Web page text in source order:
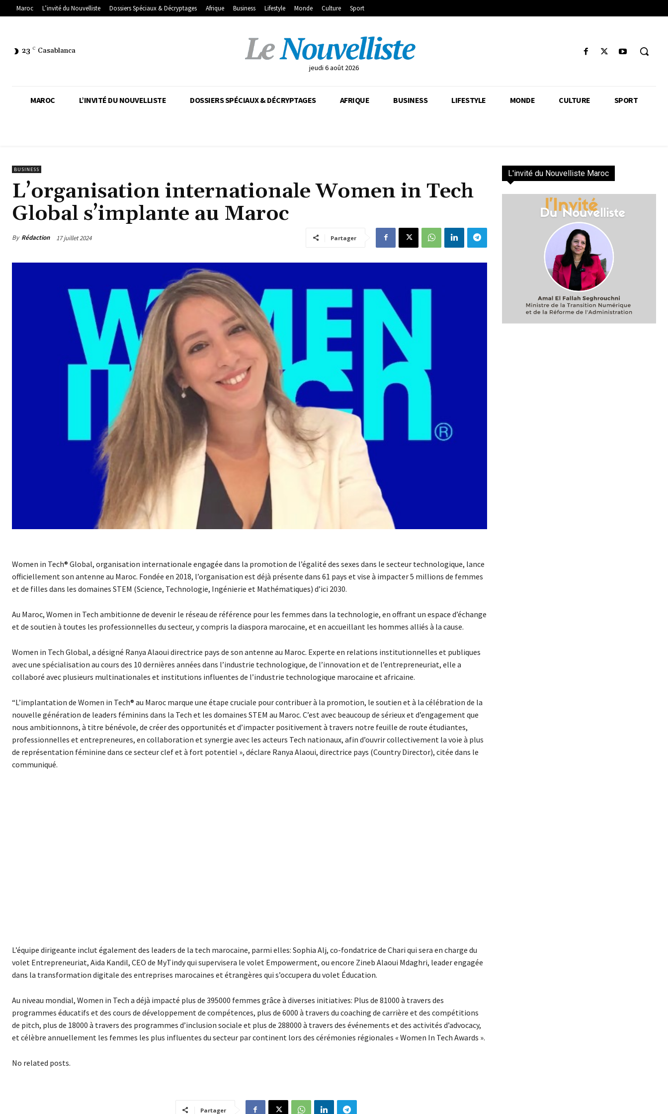
Maroc L’invité du Nouvelliste Dossiers Spéciaux & Décryptages Afrique Business Lifestyle Monde Culture Sport
23 C Casablanca
jeudi 6 août 2026
MAROC L’INVITÉ DU NOUVELLISTE DOSSIERS SPÉCIAUX & DÉCRYPTAGES AFRIQUE BUSINESS LIFESTYLE MONDE CULTURE SPORT
BUSINESS
L’organisation internationale Women in Tech
Global s’implante au Maroc
By Rédaction 17 juillet 2024 Partager
Women in Tech® Global, organisation internationale engagée dans la promotion de l’égalité des sexes dans le secteur technologique, lance
officiellement son antenne au Maroc. Fondée en 2018, l’organisation est déjà présente dans 61 pays et vise à impacter 5 millions de femmes
et de filles dans les domaines STEM (Science, Technologie, Ingénierie et Mathématiques) d’ici 2030.
Au Maroc, Women in Tech ambitionne de devenir le réseau de référence pour les femmes dans la technologie, en offrant un espace d’échange
et de soutien à toutes les professionnelles du secteur, y compris la diaspora marocaine, et en accueillant les hommes alliés à la cause.
Women in Tech Global, a désigné Ranya Alaoui directrice pays de son antenne au Maroc. Experte en relations institutionnelles et publiques
avec une spécialisation au cours des 10 dernières années dans l’industrie technologique, de l’innovation et de l’entrepreneuriat, elle a
collaboré avec plusieurs multinationales et institutions influentes de l’industrie technologique marocaine et africaine.
“L’implantation de Women in Tech® au Maroc marque une étape cruciale pour contribuer à la promotion, le soutien et à la célébration de la
nouvelle génération de leaders féminins dans la Tech et les domaines STEM au Maroc. C’est avec beaucoup de sérieux et d’engagement que
nous ambitionnons, à titre bénévole, de créer des opportunités et d’impacter positivement à travers notre feuille de route étudiantes,
professionnelles et entrepreneures, en collaboration et synergie avec les acteurs Tech nationaux, afin d’ouvrir collectivement la voie à plus
de représentation féminine dans ce secteur clef et à fort potentiel », déclare Ranya Alaoui, directrice pays (Country Director), citée dans le
communiqué.
L’équipe dirigeante inclut également des leaders de la tech marocaine, parmi elles: Sophia Alj, co-fondatrice de Chari qui sera en charge du
volet Entrepreneuriat, Aïda Kandil, CEO de MyTindy qui supervisera le volet Empowerment, ou encore Zineb Alaoui Mdaghri, leader engagée
dans la transformation digitale des entreprises marocaines et étrangères qui s’occupera du volet Éducation.
Au niveau mondial, Women in Tech a déjà impacté plus de 395000 femmes grâce à diverses initiatives: Plus de 81000 à travers des
programmes éducatifs et des cours de développement de compétences, plus de 6000 à travers du coaching de carrière et des compétitions
de pitch, plus de 18000 à travers des programmes d’inclusion sociale et plus de 288000 à travers des événements et des activités d’advocacy,
et célèbre annuellement les femmes les plus influentes du secteur par continent lors des cérémonies régionales « Women In Tech Awards ».
No related posts.
Partager
L'invité du Nouvelliste Maroc